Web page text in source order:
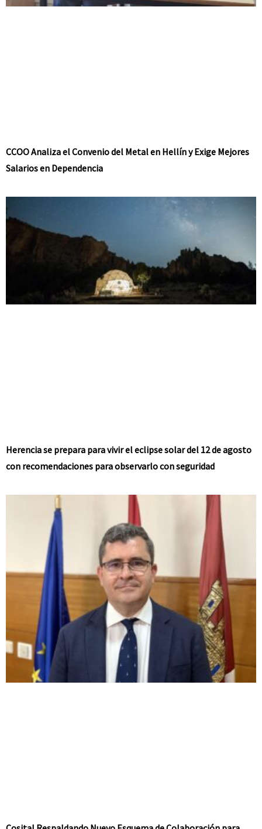
CCOO Analiza el Convenio del Metal en Hellín y Exige Mejores
Salarios en Dependencia
Herencia se prepara para vivir el eclipse solar del 12 de agosto
con recomendaciones para observarlo con seguridad